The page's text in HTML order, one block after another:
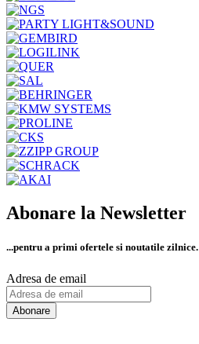
Abonare la Newsletter
...pentru a primi ofertele si noutatile zilnice.
Adresa de email
Abonare